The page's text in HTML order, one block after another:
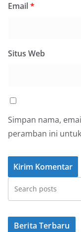
Email*
Situs Web
Simpan nama,
peramban ini
Berita Terbaru